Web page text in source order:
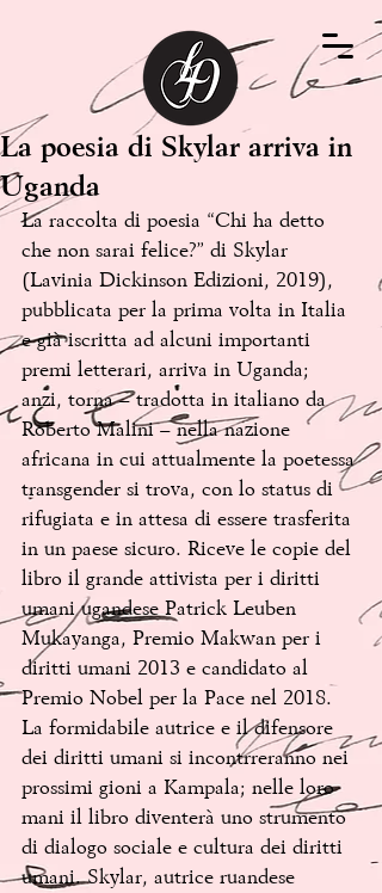
La poesia di Skylar arriva in
Uganda
La raccolta di poesia “Chi ha detto
che non sarai felice?” di Skylar
(Lavinia Dickinson Edizioni, 2019),
pubblicata per la prima volta in Italia
e già iscritta ad alcuni importanti
premi letterari, arriva in Uganda;
anzi, torna – tradotta in italiano da
Roberto Malini – nella nazione
africana in cui attualmente la poetessa
transgender si trova, con lo status di
rifugiata e in attesa di essere trasferita
in un paese sicuro. Riceve le copie del
libro il grande attivista per i diritti
umani ugandese Patrick Leuben
Mukayanga, Premio Makwan per i
diritti umani 2013 e candidato al
Premio Nobel per la Pace nel 2018.
La formidabile autrice e il difensore
dei diritti umani si incontrreranno nei
prossimi gioni a Kampala; nelle loro
mani il libro diventerà uno strumento
di dialogo sociale e cultura dei diritti
umani. Skylar, autrice ruandese